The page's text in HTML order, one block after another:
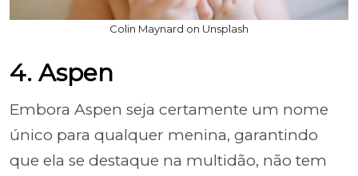
Colin Maynard on Unsplash
4. Aspen
Embora Aspen seja certamente um nome
único para qualquer menina, garantindo
que ela se destaque na multidão, não tem